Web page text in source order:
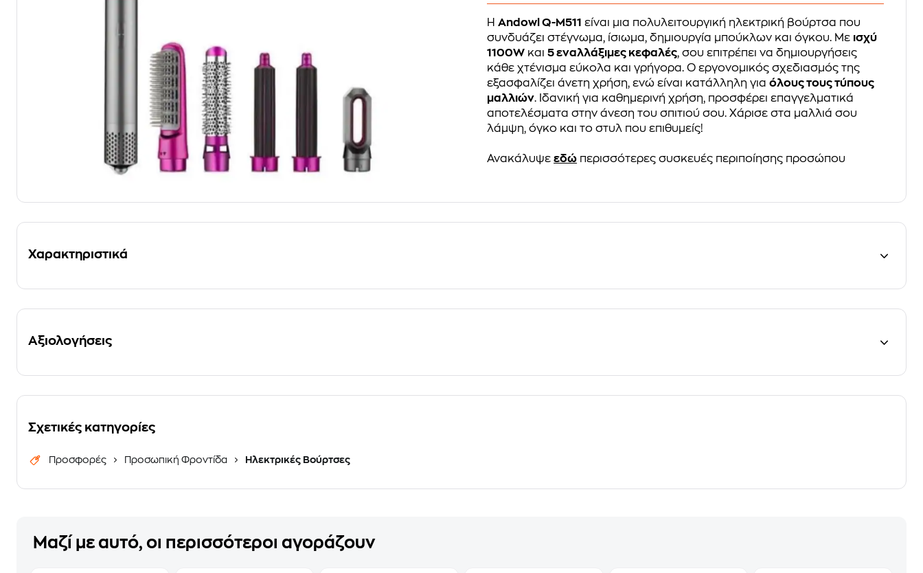
ΗAndowl Q-M511 είναι μια πολυλειτουργική ηλεκτρική βούρτσα που
συνδυάζει στέγνωμα, ίσιωμα, δημιουργία μπούκλων και όγκου. Με ισχύ
1100W και5 εναλλάξιμες κεφαλές, σου επιτρέπει να δημιουργήσεις
κάθε χτένισμα εύκολα και γρήγορα. Ο εργονομικός σχεδιασμός της
εξασφαλίζει άνετη χρήση, ενώ είναι κατάλληλη γιαόλους τους τύπους
μαλλιών. Ιδανική για καθημερινή χρήση, προσφέρει επαγγελματικά
αποτελέσματα στην άνεση του σπιτιού σου. Χάρισε στα μαλλιά σου
λάμψη, όγκο και το στυλ που επιθυμείς!
Ανακάλυψεεδώ περισσότερες συσκευές περιποίησης προσώπου
Χαρακτηριστικά
Αξιολογήσεις
Σχετικές κατηγορίες
Προσφορές Προσωπική Φροντίδα Ηλεκτρικές Βούρτσες
Μαζί με αυτό, οι περισσότεροι αγοράζουν